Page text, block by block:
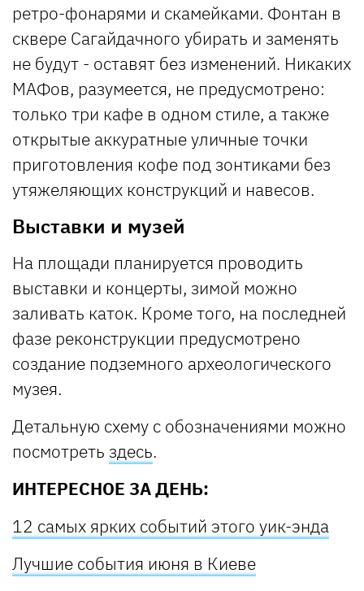
ретро-фонарями и скамейками. Фонтан в
сквере Сагайдачного убирать и заменять
не будут - оставят без изменений. Никаких
МАФов, разумеется, не предусмотрено:
только три кафе в одном стиле, а также
открытые аккуратные уличные точки
приготовления кофе под зонтиками без
утяжеляющих конструкций и навесов.
Выставки и музей
На площади планируется проводить
выставки и концерты, зимой можно
заливать каток. Кроме того, на последней
фазе реконструкции предусмотрено
создание подземного археологического
музея.
Детальную схему с обозначениями можно
посмотреть здесь.
ИНТЕРЕСНОЕ ЗА ДЕНЬ:
12 самых ярких событий этого уик-энда
Лучшие события июня в Киеве